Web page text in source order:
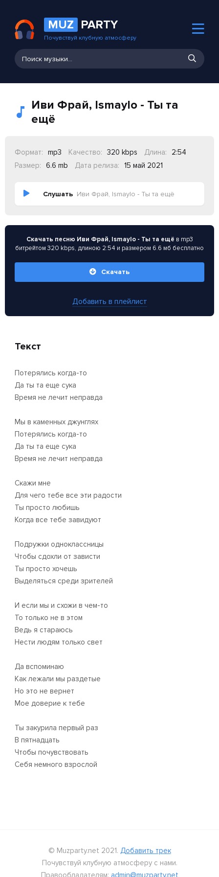
MUZ PARTY
Почувствуй клубную атмосферу
Иви Фрай, Ismaylo - Ты та
ещё
Формат: mp3 Качество: 320 kbps Длина:
2:54
Размер:
6.6 mb Дата релиза: 15 май 2021
Слушать Иви Фрай, Ismaylo - Ты та ещё
Скачать песню Иви Фрай, Ismaylo - Ты та ещё в mp3
битрейтом 320 kbps, длиною 2:54 и размером 6.6 мб бесплатно
Скачать
Добавить в плейлист
Текст
Потерялись когда-то
Да ты та еще сука
Время не лечит неправда
Мы в каменных джунглях
Потерялись когда-то
Да ты та еще сука
Время не лечит неправда
Скажи мне
Для чего тебе все эти радости
Ты просто любишь
Когда все тебе завидуют
Подружки одноклассницы
Чтобы сдохли от зависти
Ты просто хочешь
Выделяться среди зрителей
И если мы и схожи в чем-то
То только не в этом
Ведь я стараюсь
Нести людям только свет
Да вспоминаю
Как лежали мы раздетые
Но это не вернет
Мое доверие к тебе
Ты закурила первый раз
В пятнадцать
Чтобы почувствовать
Себя немного взрослой
© Muzparty.net 2021. Добавить трек
Почувствуй клубную атмосферу с нами.
Правообладателям: admin@muzparty.net